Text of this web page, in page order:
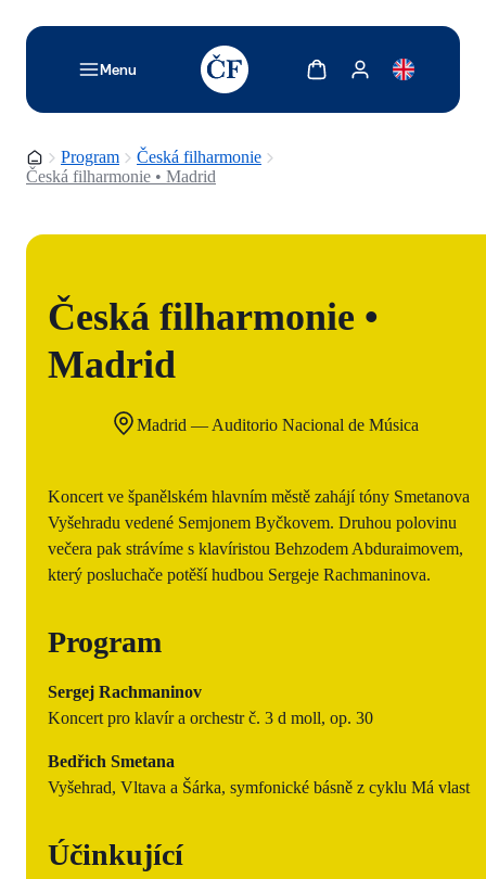
Menu
TODO: Add description for reader
Zobrazit košíkZobrazit můj účet
Domovská stránka
Program
Česká filharmonie
Česká filharmonie • Madrid
Česká filharmonie •
Madrid
Madrid — Auditorio Nacional de Música
Koncert ve španělském hlavním městě zahájí tóny Smetanova
Vyšehradu vedené Semjonem Byčkovem. Druhou polovinu
večera pak strávíme s klavíristou Behzodem Abduraimovem,
který posluchače potěší hudbou Sergeje Rachmaninova.
Program
Sergej Rachmaninov
Koncert pro klavír a orchestr č. 3 d moll, op. 30
Bedřich Smetana
Vyšehrad, Vltava a Šárka, symfonické básně z cyklu Má vlast
Účinkující